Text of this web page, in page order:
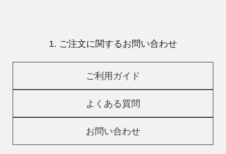
1. ご注文に関するお問い合わせ
ご利用ガイド
よくある質問
お問い合わせ